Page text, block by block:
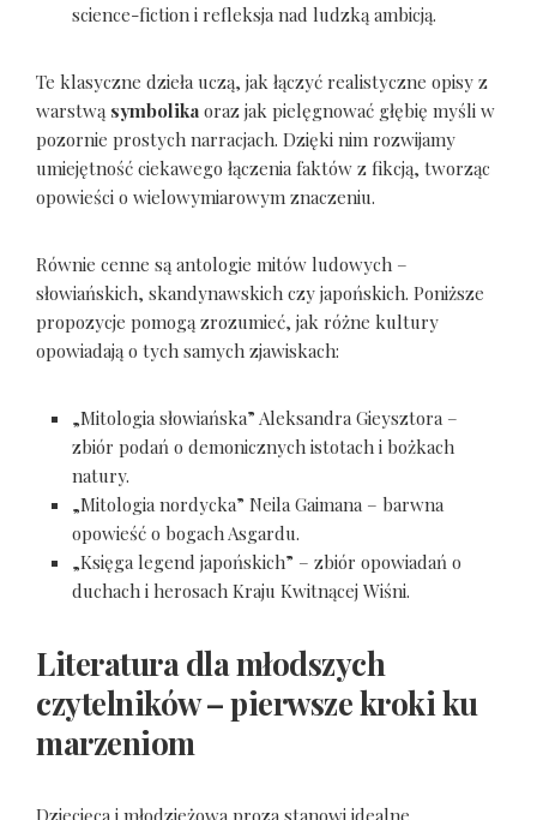
science-fiction i refleksja nad ludzką ambicją.
Te klasyczne dzieła uczą, jak łączyć realistyczne opisy z
warstwą symbolika oraz jak pielęgnować głębię myśli w
pozornie prostych narracjach. Dzięki nim rozwijamy
umiejętność ciekawego łączenia faktów z fikcją, tworząc
opowieści o wielowymiarowym znaczeniu.
Równie cenne są antologie mitów ludowych –
słowiańskich, skandynawskich czy japońskich. Poniższe
propozycje pomogą zrozumieć, jak różne kultury
opowiadają o tych samych zjawiskach:
„Mitologia słowiańska” Aleksandra Gieysztora –
zbiór podań o demonicznych istotach i bożkach
natury.
„Mitologia nordycka” Neila Gaimana – barwna
opowieść o bogach Asgardu.
„Księga legend japońskich” – zbiór opowiadań o
duchach i herosach Kraju Kwitnącej Wiśni.
Literatura dla młodszych
czytelników – pierwsze kroki ku
marzeniom
Dziecięca i młodzieżowa proza stanowi idealne